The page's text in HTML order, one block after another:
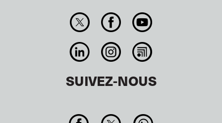
SUIVEZ-NOUS